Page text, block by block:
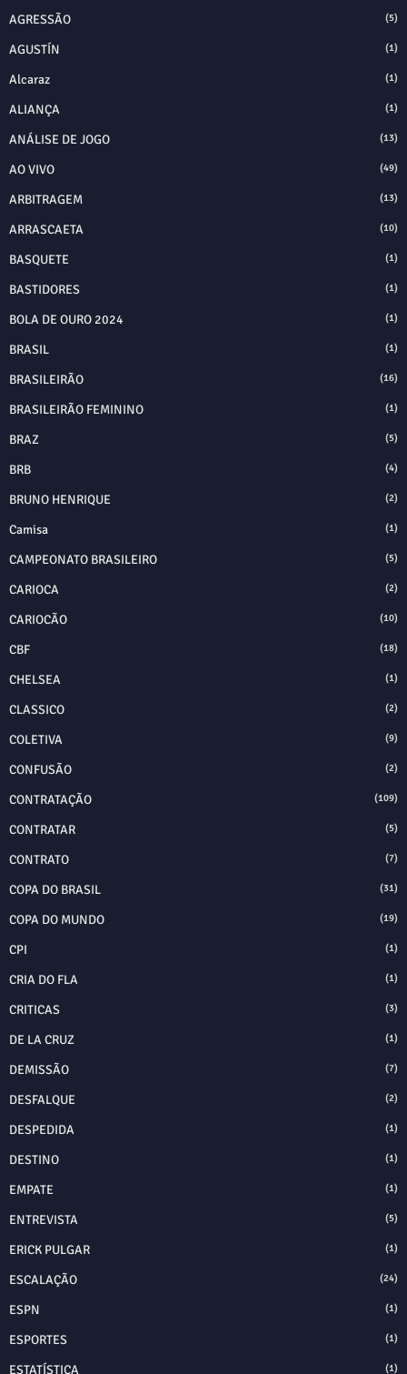
AGRESSÃO (5)
AGUSTÍN (1)
Alcaraz (1)
ALIANÇA (1)
ANÁLISE DE JOGO (13)
AO VIVO (49)
ARBITRAGEM (13)
ARRASCAETA (10)
BASQUETE (1)
BASTIDORES (1)
BOLA DE OURO 2024 (1)
BRASIL (1)
BRASILEIRÃO (16)
BRASILEIRÃO FEMININO (1)
BRAZ (5)
BRB (4)
BRUNO HENRIQUE (2)
Camisa (1)
CAMPEONATO BRASILEIRO (5)
CARIOCA (2)
CARIOCÃO (10)
CBF (18)
CHELSEA (1)
CLASSICO (2)
COLETIVA (9)
CONFUSÃO (2)
CONTRATAÇÃO (109)
CONTRATAR (5)
CONTRATO (7)
COPA DO BRASIL (31)
COPA DO MUNDO (19)
CPI (1)
CRIA DO FLA (1)
CRITICAS (3)
DE LA CRUZ (1)
DEMISSÃO (7)
DESFALQUE (2)
DESPEDIDA (1)
DESTINO (1)
EMPATE (1)
ENTREVISTA (5)
ERICK PULGAR (1)
ESCALAÇÃO (24)
ESPN (1)
ESPORTES (1)
ESTATÍSTICA (1)